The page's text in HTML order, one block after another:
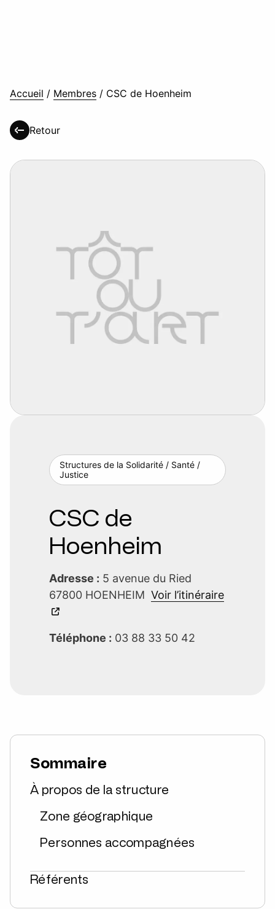
Accueil / Membres / CSC de Hoenheim
Retour
Structures de la Solidarité / Santé /
Justice
CSC de
Hoenheim
Adresse : 5 avenue du Ried
67800 HOENHEIM Voir l’itinéraire
Téléphone : 03 88 33 50 42
Sommaire
À propos de la structure
Zone géographique
Personnes accompagnées
Référents